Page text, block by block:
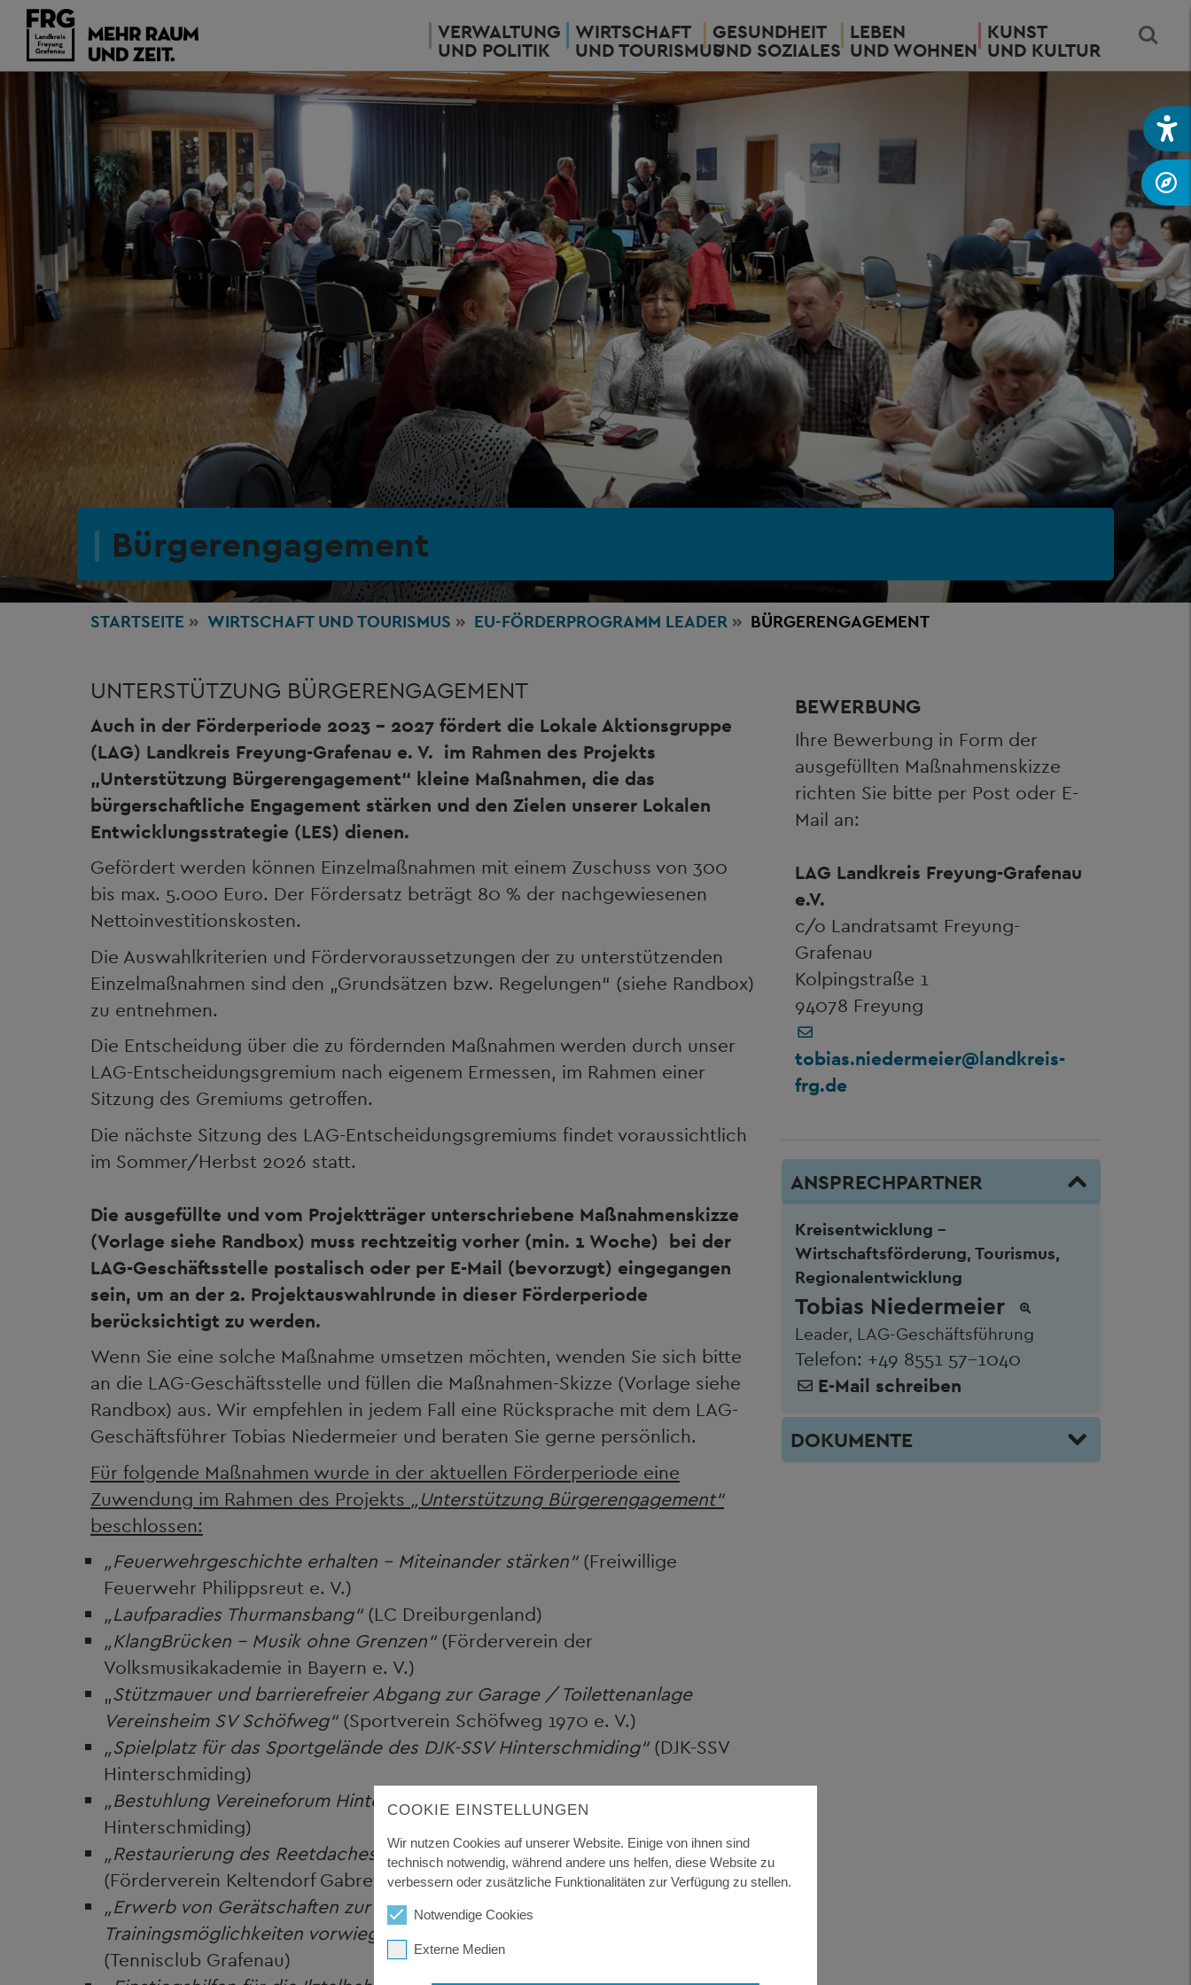
VERWALTUNG
UND POLITIK
WIRTSCHAFT
UND TOURISMUS
GESUNDHEIT
UND SOZIALES
LEBEN
UND WOHNEN
KUNST
UND KULTUR
Bürgerengagement
STARTSEITE WIRTSCHAFT UND TOURISMUS EU-FÖRDERPROGRAMM LEADER BÜRGERENGAGEMENT
UNTERSTÜTZUNG BÜRGERENGAGEMENT
Auch in der Förderperiode 2023 – 2027 fördert die Lokale Aktionsgruppe
(LAG) Landkreis Freyung-Grafenau e. V. im Rahmen des Projekts
„Unterstützung Bürgerengagement“ kleine Maßnahmen, die das
bürgerschaftliche Engagement stärken und den Zielen unserer Lokalen
Entwicklungsstrategie (LES) dienen.
Gefördert werden können Einzelmaßnahmen mit einem Zuschuss von 300
bis max. 5.000 Euro. Der Fördersatz beträgt 80 % der nachgewiesenen
Nettoinvestitionskosten.
Die Auswahlkriterien und Fördervoraussetzungen der zu unterstützenden
Einzelmaßnahmen sind den „Grundsätzen bzw. Regelungen“ (siehe Randbox)
zu entnehmen.
Die Entscheidung über die zu fördernden Maßnahmen werden durch unser
LAG-Entscheidungsgremium nach eigenem Ermessen, im Rahmen einer
Sitzung des Gremiums getroffen.
Die nächste Sitzung des LAG-Entscheidungsgremiums findet voraussichtlich
im Sommer/Herbst 2026 statt.
Die ausgefüllte und vom Projektträger unterschriebene Maßnahmenskizze
(Vorlage siehe Randbox) muss rechtzeitig vorher (min. 1 Woche) bei der
LAG-Geschäftsstelle postalisch oder per E-Mail (bevorzugt) eingegangen
sein, um an der 2. Projektauswahlrunde in dieser Förderperiode
berücksichtigt zu werden.
Wenn Sie eine solche Maßnahme umsetzen möchten, wenden Sie sich bitte
an die LAG-Geschäftsstelle und füllen die Maßnahmen-Skizze (Vorlage siehe
Randbox) aus. Wir empfehlen in jedem Fall eine Rücksprache mit dem LAG-
Geschäftsführer Tobias Niedermeier und beraten Sie gerne persönlich.
Für folgende Maßnahmen wurde in der aktuellen Förderperiode eine
Zuwendung im Rahmen des Projekts „Unterstützung Bürgerengagement“
beschlossen:
„Feuerwehrgeschichte erhalten - Miteinander stärken“(Freiwillige
Feuerwehr Philippsreut e. V.)
„Laufparadies Thurmansbang“(LC Dreiburgenland)
„KlangBrücken – Musik ohne Grenzen“(Förderverein der
Volksmusikakademie in Bayern e. V.)
„Stützmauer und barrierefreier Abgang zur Garage / Toilettenanlage
Vereinsheim SV Schöfweg“(Sportverein Schöfweg 1970 e. V.)
„Spielplatz für das Sportgelände des DJK-SSV Hinterschmiding“(DJK-SSV
Hinterschmiding)
„Bestuhlung Vereineforum Hinterschmiding“(Vereineforum
Hinterschmiding)
„Restaurierung des Reetdaches des Töpferhauses im Keltendorf Gabreta“
(Förderverein Keltendorf Gabreta)
„Erwerb von Gerätschaften zur Unterstützung und Optimierung der
Trainingsmöglichkeiten vorwiegend für Kinder und Jugendliche“
(Tennisclub Grafenau)
BEWERBUNG
Ihre Bewerbung in Form der
ausgefüllten Maßnahmenskizze
richten Sie bitte per Post oder E-
Mail an:
LAG Landkreis Freyung-Grafenau
e.V.
c/o Landratsamt Freyung-
Grafenau
Kolpingstraße 1
94078 Freyung
tobias.niedermeier@landkreis-
frg.de
ANSPRECHPARTNER
Kreisentwicklung -
Wirtschaftsförderung, Tourismus,
Regionalentwicklung
Tobias Niedermeier
Leader, LAG-Geschäftsführung
Telefon: +49 8551 57-1040
E-Mail schreiben
DOKUMENTE
COOKIE EINSTELLUNGEN
Wir nutzen Cookies auf unserer Website. Einige von ihnen sind
technisch notwendig, während andere uns helfen, diese Website zu
verbessern oder zusätzliche Funktionalitäten zur Verfügung zu stellen.
Notwendige Cookies
Externe Medien